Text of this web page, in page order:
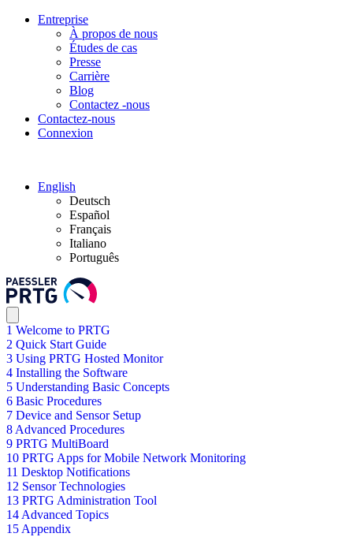
Entreprise
À propos de nous
Études de cas
Presse
Carrière
Blog
Contactez -nous
Contactez-nous
Connexion
English
Deutsch
Español
Français
Italiano
Português
1 Welcome to PRTG
2 Quick Start Guide
3 Using PRTG Hosted Monitor
4 Installing the Software
5 Understanding Basic Concepts
6 Basic Procedures
7 Device and Sensor Setup
8 Advanced Procedures
9 PRTG MultiBoard
10 PRTG Apps for Mobile Network Monitoring
11 Desktop Notifications
12 Sensor Technologies
13 PRTG Administration Tool
14 Advanced Topics
15 Appendix